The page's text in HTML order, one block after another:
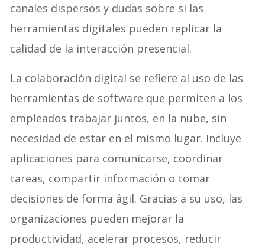
canales dispersos y dudas sobre si las
herramientas digitales pueden replicar la
calidad de la interacción presencial.
La colaboración digital se refiere al uso de las
herramientas de software que permiten a los
empleados trabajar juntos, en la nube, sin
necesidad de estar en el mismo lugar. Incluye
aplicaciones para comunicarse, coordinar
tareas, compartir información o tomar
decisiones de forma ágil. Gracias a su uso, las
organizaciones pueden mejorar la
productividad, acelerar procesos, reducir